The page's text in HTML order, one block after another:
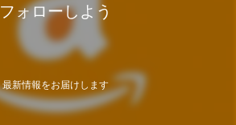
フォローしよう
最新情報をお届けします